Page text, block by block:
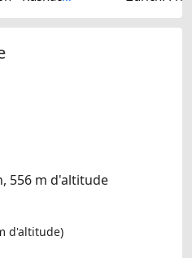
556 m d'altitude
d'altitude)